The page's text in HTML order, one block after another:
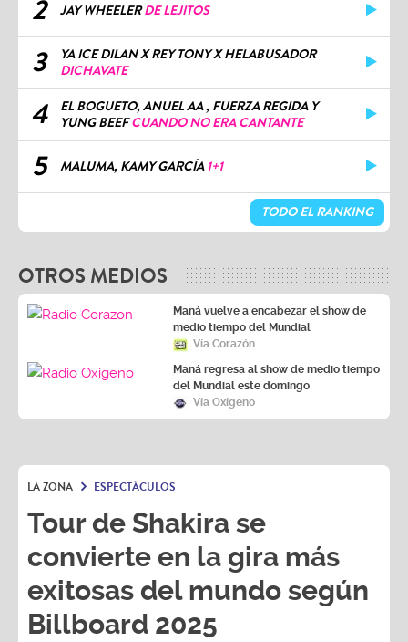
2 JAY WHEELERDE LEJITOS
3
YA ICE DILAN X REY TONY X HELABUSADOR
DICHAVATE
4
EL BOGUETO, ANUEL AA , FUERZA REGIDA Y
YUNG BEEFCUANDO NO ERA CANTANTE
5 MALUMA, KAMY GARCÍA 1+1
TODO EL RANKING
OTROS MEDIOS
Maná vuelve a encabezar el show de
medio tiempo del Mundial
Vía Corazón
Maná regresa al show de medio tiempo
del Mundial este domingo
Vía Oxígeno
LA ZONA ESPECTÁCULOS
Tour de Shakira se
convierte en la gira más
exitosas del mundo según
Billboard 2025